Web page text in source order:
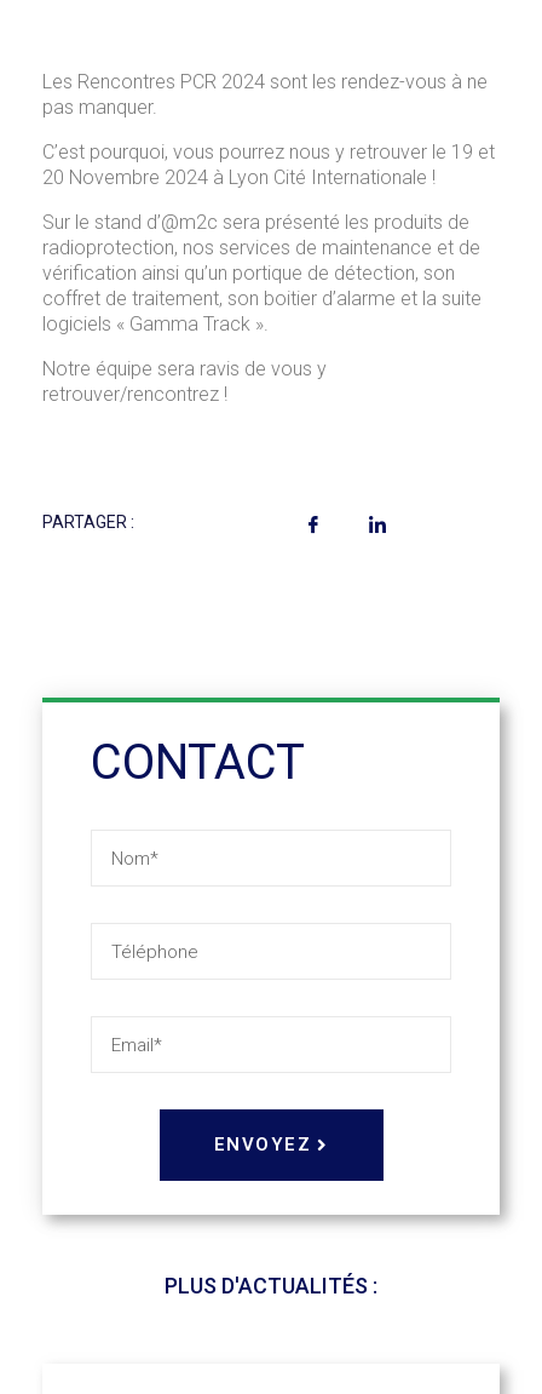
Les Rencontres PCR 2024 sont les rendez-vous à ne
pas manquer.
C’est pourquoi, vous pourrez nous y retrouver le 19 et
20 Novembre 2024 à Lyon Cité Internationale !
Sur le stand d’@m2c sera présenté les produits de
radioprotection, nos services de maintenance et de
vérification ainsi qu’un portique de détection, son
coffret de traitement, son boitier d’alarme et la suite
logiciels « Gamma Track ».
Notre équipe sera ravis de vous y
retrouver/rencontrez !
PARTAGER :
CONTACT
ENVOYEZ
PLUS D'ACTUALITÉS :